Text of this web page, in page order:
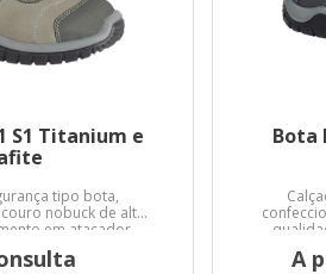
S1 Titanium e
tipo bota,
nobuck de alta
em atacador,
tecido, palmilha
no cabedal pelo
Bota
forro
deA